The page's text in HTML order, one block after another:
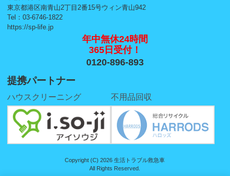
東京都港区南青山2丁目2番15号ウィン青山942
Tel：03-6746-1822
https://sp-life.jp
年中無休24時間
365日受付！
0120-896-893
提携パートナー
ハウスクリーニング 不用品回収
Copyright (C) 2026 生活トラブル救急車
All Rights Reserved.